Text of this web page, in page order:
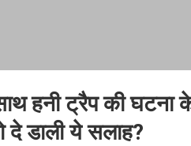
हनी ट्रैप की घटना
दे डाली ये सलाह?